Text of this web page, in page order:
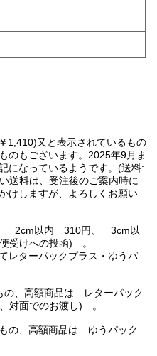
1,410)又と表示されているもの
のもございます。2025年9月ま
になっているようです。(送料:
送料は、受注後のご案内時に
けしますが、よろしくお願い
2cm以内 310円、 3cm以
受けへの投函) 。
レターパックプラス・ゆうパ
の、高額商品は レターパック
対面でのお渡し) 。
の、高額商品は ゆうパック